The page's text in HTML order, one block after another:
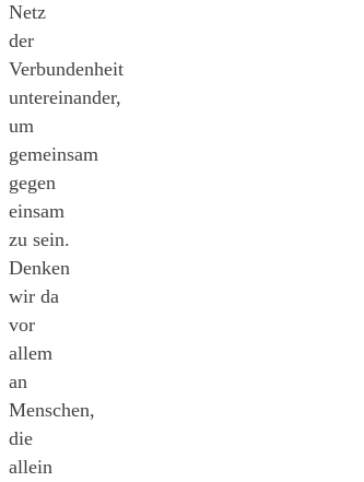
Netz
der
Verbundenheit
untereinander,
um
gemeinsam
gegen
einsam
zu sein.
Denken
wir da
vor
allem
an
Menschen,
die
allein